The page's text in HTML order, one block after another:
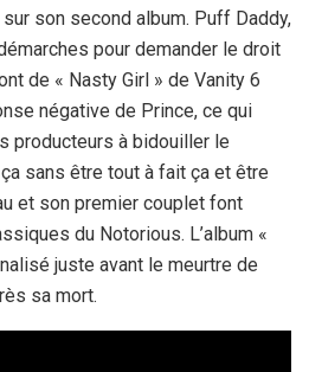
son second album. Puff Daddy,
pour demander le droit
de « Nasty Girl » de Vanity 6
négative de Prince, ce qui
producteurs à bidouiller le
sans être tout à fait ça et être
et son premier couplet font
du Notorious. L’album «
juste avant le meurtre de
sa mort.